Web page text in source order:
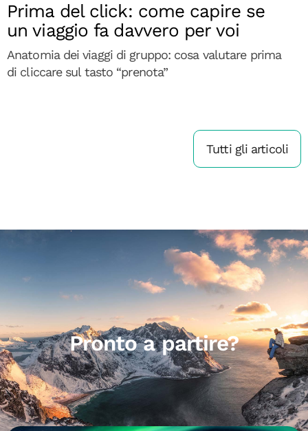
Prima del click: come capire se
un viaggio fa davvero per voi
Anatomia dei viaggi di gruppo: cosa valutare prima
di cliccare sul tasto “prenota”
Tutti gli articoli
Pronto a partire?